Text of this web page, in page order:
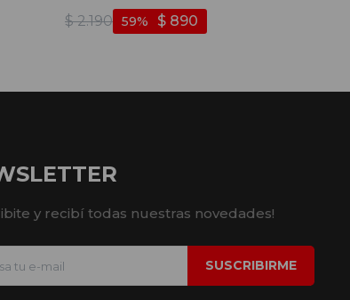
$ 2.190 $ 890
59
y recibí todas nuestras novedades!
SUSCRIBIRME